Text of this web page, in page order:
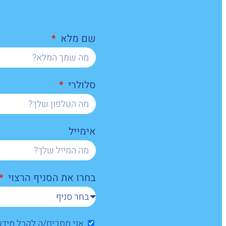
שם מלא
סלולרי
אימייל
בחרו את הסניף הרצוי